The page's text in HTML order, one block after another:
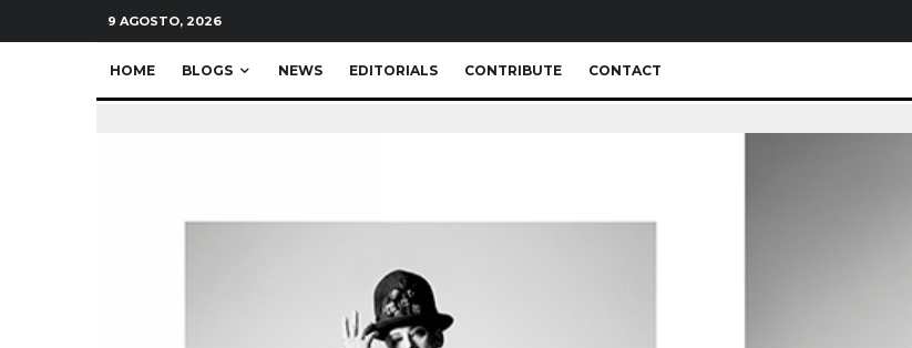
9 AGOSTO, 2026
HOME BLOGS NEWS EDITORIALS CONTRIBUTE CONTACT